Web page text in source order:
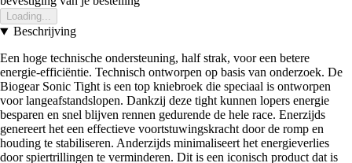
Loading...
Beschrijving
Een hoge technische ondersteuning, half strak, voor een betere
energie-efficiëntie. Technisch ontworpen op basis van onderzoek. De
Biogear Sonic Tight is een top kniebroek die speciaal is ontworpen
voor langeafstandslopen. Dankzij deze tight kunnen lopers energie
besparen en snel blijven rennen gedurende de hele race. Enerzijds
genereert het een effectieve voortstuwingskracht door de romp en
houding te stabiliseren. Anderzijds minimaliseert het energieverlies
door spiertrillingen te verminderen. Dit is een iconisch product dat is